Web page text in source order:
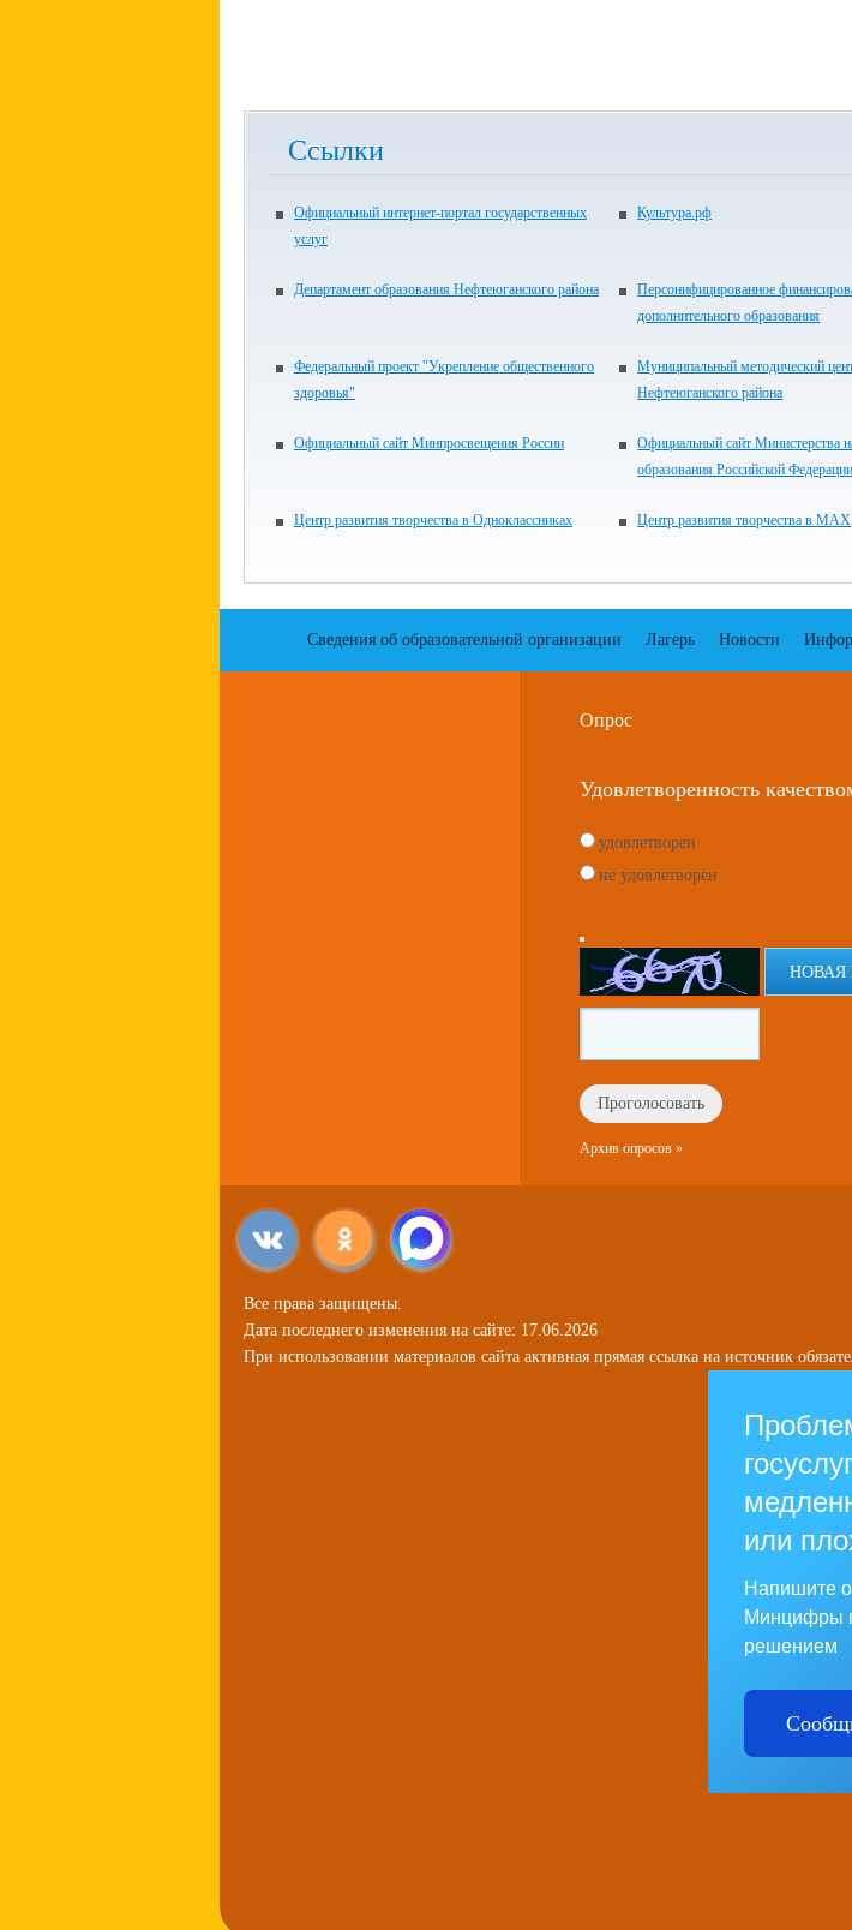
Ссылки
Официальный интернет-портал государственных
услуг
Культура.рф
Департамент образования Нефтеюганского района
Персонифицированное
дополнительного образования
Федеральный проект "Укрепление общественного
здоровья"
Муниципальный методический
Нефтеюганского района
Официальный сайт Минпросвещения России
Официальный сайт Министерства
образования Российской Федерации
Центр развития творчества в Одноклассниках Центр развития творчества в МАХ
Сведения об образовательной организации Лагерь Новости
Опрос
Удовлетворенность
удовлетворен
не удовлетворен
НОВАЯ
Архив опросов »
Все права защищены.
Дата последнего изменения на сайте: 17.06.2026
При использовании материалов сайта активная прямая ссылка на источник
или
Напишите
Минцифры
решением